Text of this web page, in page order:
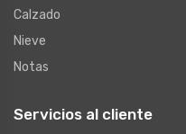
Calzado
Nieve
Notas
Servicios al cliente